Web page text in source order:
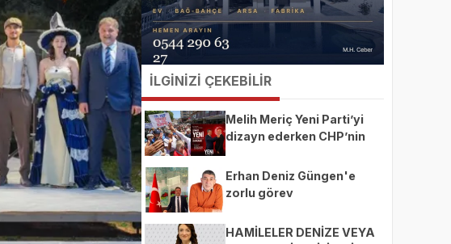
İLGİNİZİ ÇEKEBİLİR
Melih Meriç Yeni Parti’yi
dizayn ederken CHP’nin
Erhan Deniz Güngen'e
zorlu görev
HAMİLELER DENİZE VEYA